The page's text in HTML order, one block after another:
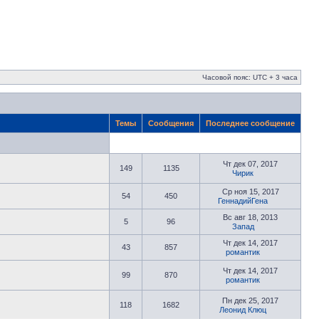
Часовой пояс: UTC + 3 часа
Темы Сообщения Последнее сообщение
149 1135
Чт дек 07, 2017
Чирик
54 450
Ср ноя 15, 2017
ГеннадийГена
5 96
Вс авг 18, 2013
Запад
43 857
Чт дек 14, 2017
романтик
99 870
Чт дек 14, 2017
романтик
118 1682
Пн дек 25, 2017
Леонид Клюц